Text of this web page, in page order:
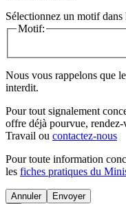
Sélectionnez un motif dans
Motif:
Nous vous rappelons que
interdit.
Pour tout signalement
offre déjà pourvue,
Travail ou contactez-nous
Pour toute information
les fiches pratiques du
Annuler